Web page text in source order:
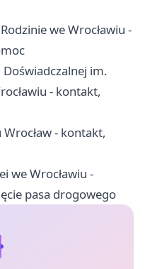
we Wrocławiu -
im.
- kontakt,
- kontakt,
we Wrocławiu -
pasa drogowego